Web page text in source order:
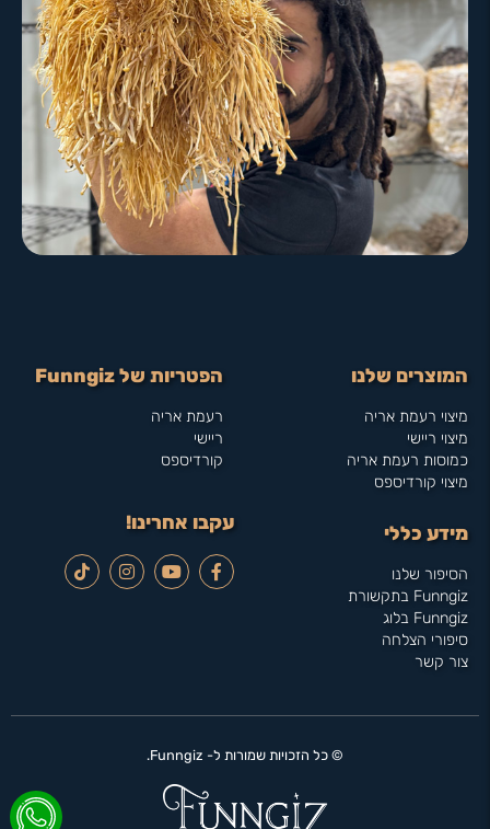
המוצרים שלנו
מיצוי רעמת אריה
מיצוי ריישי
כמוסות רעמת אריה
מיצוי קורדיספס
הפטריות של Funngiz
רעמת אריה
ריישי
קורדיספס
מידע כללי
הסיפור שלנו
Funngiz בתקשורת
Funngiz בלוג
סיפורי הצלחה
צור קשר
עקבו אחרינו!
© כל הזכויות שמורות ל- Funngiz.